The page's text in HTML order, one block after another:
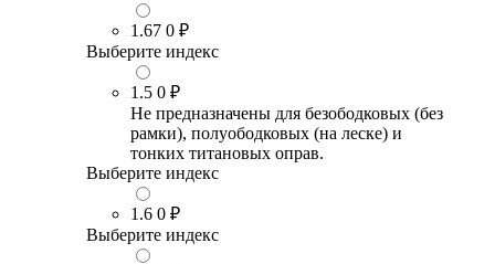
1.67 0 ₽
Выберите индекс
1.5 0 ₽
Не предназначены для безободковых (без
рамки), полуободковых (на леске) и
тонких титановых оправ.
Выберите индекс
1.6 0 ₽
Выберите индекс